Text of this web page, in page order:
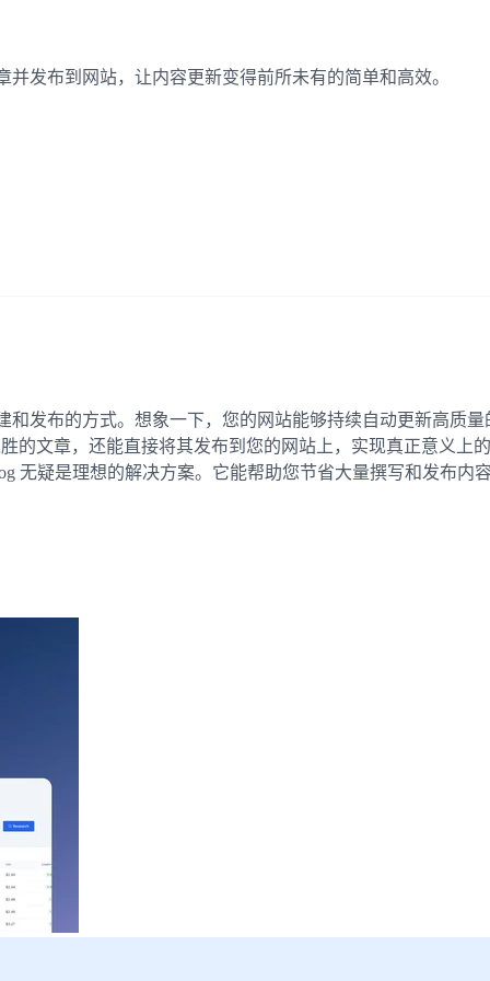
发布到网站，让内容更新变得前所未有的简单和高效。
和发布的方式。想象一下，您的网站能够持续自动更新高质
的文章，还能直接将其发布到您的网站上，实现真正意义上
无疑是理想的解决方案。它能帮助您节省大量撰写和发布